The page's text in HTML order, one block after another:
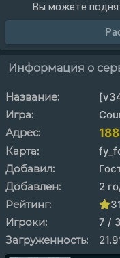
Вы можете
Информация о
Название:
Игра:
Адрес:
Карта:
Добавил:
Добавлен:
2
Рейтинг:
Игроки:
7 /
Загруженность: